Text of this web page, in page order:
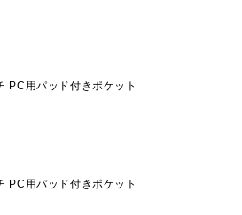
PC用パッド付きポケット
PC用パッド付きポケット